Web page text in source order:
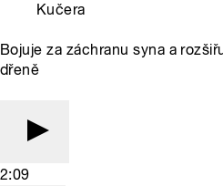
Kučera
Bojuje za záchranu syna a
dřeně
2:09